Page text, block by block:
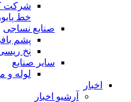
شرکت
خط
صنایع نساجی
پشم
نخ
سایر صنایع
لوله و
اخبار
آرشیو اخبار